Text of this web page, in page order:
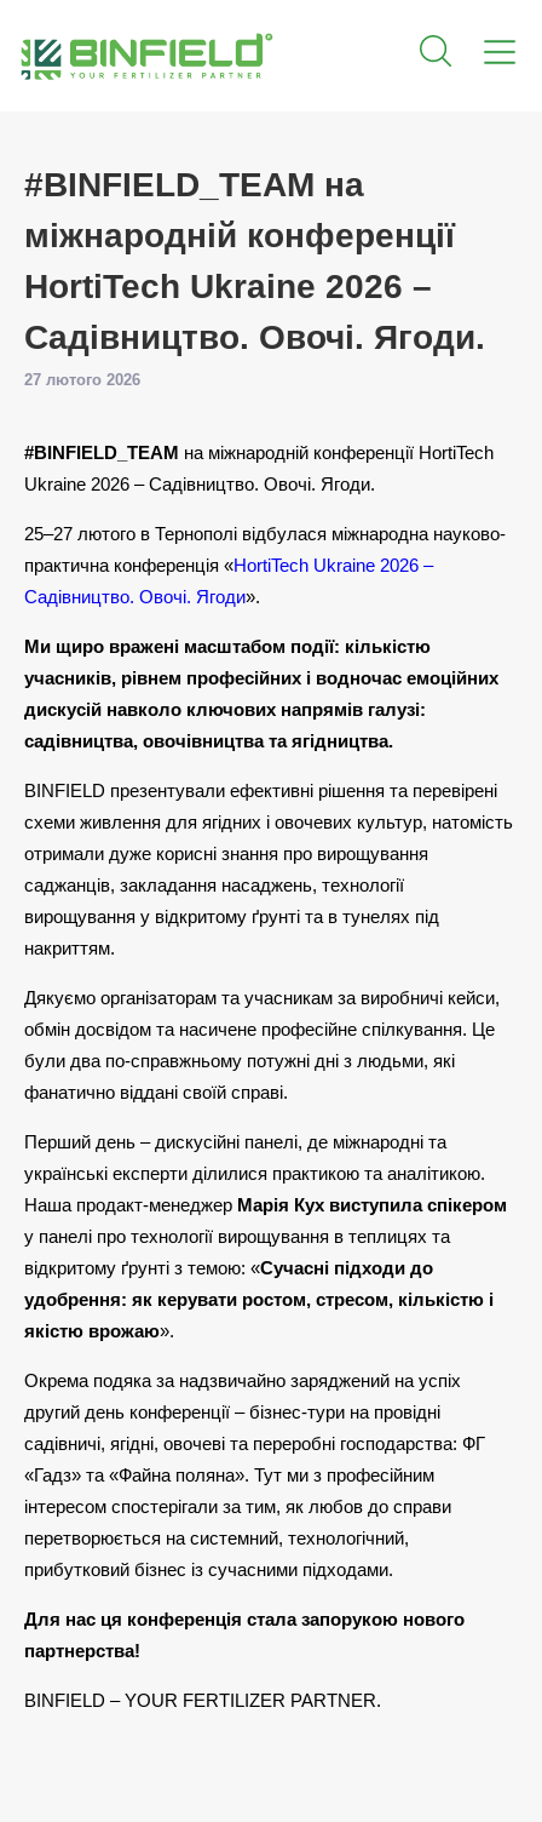
#BINFIELD_TEAM на
міжнародній конференції
HortiTech Ukraine 2026 –
Садівництво. Овочі. Ягоди.
27 лютого 2026
#BINFIELD_TEAM на міжнародній конференції HortiTech
Ukraine 2026 – Садівництво. Овочі. Ягоди.
25–27 лютого в Тернополі відбулася міжнародна науково-
практична конференція «HortiTech Ukraine 2026 –
Садівництво. Овочі. Ягоди».
Ми щиро вражені масштабом події: кількістю
учасників, рівнем професійних і водночас емоційних
дискусій навколо ключових напрямів галузі:
садівництва, овочівництва та ягідництва.
BINFIELD презентували ефективні рішення та перевірені
схеми живлення для ягідних і овочевих культур, натомість
отримали дуже корисні знання про вирощування
саджанців, закладання насаджень, технології
вирощування у відкритому ґрунті та в тунелях під
накриттям.
Дякуємо організаторам та учасникам за виробничі кейси,
обмін досвідом та насичене професійне спілкування. Це
були два по-справжньому потужні дні з людьми, які
фанатично віддані своїй справі.
Перший день – дискусійні панелі, де міжнародні та
українські експерти ділилися практикою та аналітикою.
Наша продакт-менеджер Марія Кух виступила спікером
у панелі про технології вирощування в теплицях та
відкритому ґрунті з темою: «Сучасні підходи до
удобрення: як керувати ростом, стресом, кількістю і
якістю врожаю».
Окрема подяка за надзвичайно заряджений на успіх
другий день конференції – бізнес-тури на провідні
садівничі, ягідні, овочеві та переробні господарства: ФГ
«Гадз» та «Файна поляна». Тут ми з професійним
інтересом спостерігали за тим, як любов до справи
перетворюється на системний, технологічний,
прибутковий бізнес із сучасними підходами.
Для нас ця конференція стала запорукою нового
партнерства!
BINFIELD – YOUR FERTILIZER PARTNER.